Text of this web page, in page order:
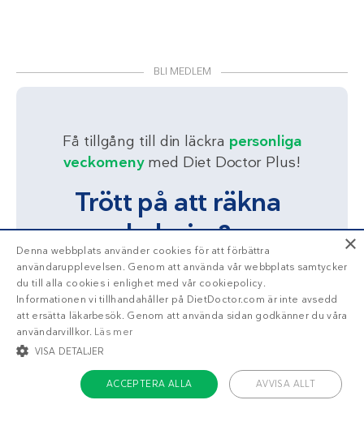
BLI MEDLEM
Få tillgång till din läckra personliga
veckomenymed Diet Doctor Plus!
Trött på att räkna
kalorier?
Ja! Berätta mer
×
Denna webbplats använder cookies för att förbättra
användarupplevelsen. Genom att använda vår webbplats samtycker
du till alla cookies i enlighet med vår cookiepolicy.
Informationen vi tillhandahåller på DietDoctor.com är inte avsedd
att ersätta läkarbesök. Genom att använda sidan godkänner du våra
användarvillkor. Läs mer
VISA DETALJER
ACCEPTERA ALLA AVVISA ALLT